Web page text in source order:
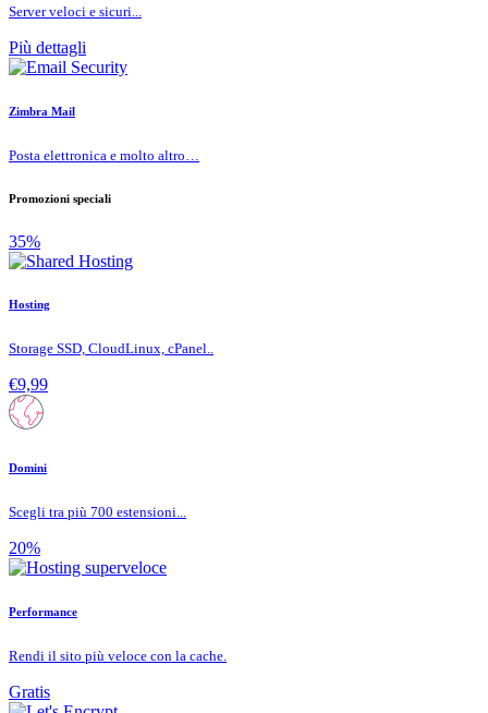
Server veloci e sicuri...
Più dettagli
Zimbra Mail
Posta elettronica e molto altro…
Promozioni speciali
35%
Hosting
Storage SSD, CloudLinux, cPanel..
€9,99
Domini
Scegli tra più 700 estensioni...
20%
Performance
Rendi il sito più veloce con la cache.
Gratis